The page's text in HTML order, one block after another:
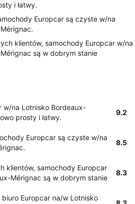
i łatwy.
Europcar są czyste w/na
klientów, samochody Europcar w/na
są w dobrym stanie
w/na Lotnisko Bordeaux-
prosty i łatwy.
9.2
Europcar są czyste w/na
8.5
klientów, samochody Europcar
Mérignac są w dobrym stanie
8.3
Europcar na/w Lotnisko